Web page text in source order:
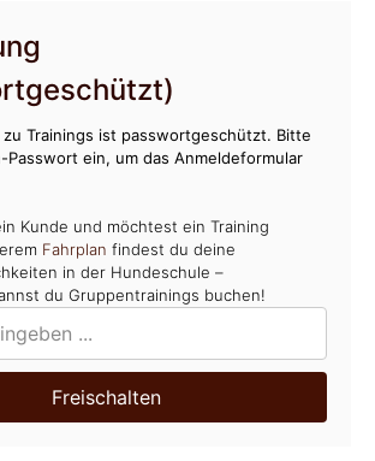
zu Trainings ist passwortgeschützt. Bitte
Passwort ein, um das Anmeldeformular
Kunde und möchtest ein Training
Fahrplan findest du deine
in der Hundeschule –
du Gruppentrainings buchen!
Freischalten